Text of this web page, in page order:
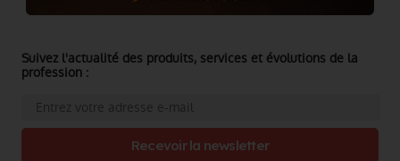
Suivez l'actualité des produits, services et évolutions de la
profession :
Recevoir la newsletter